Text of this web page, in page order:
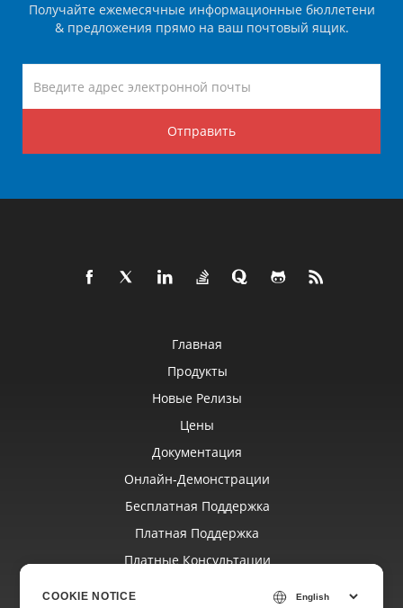
Получайте ежемесячные информационные бюллетени
& предложения прямо на ваш почтовый ящик.
Отправить
Главная
Продукты
Новые Релизы
Цены
Документация
Онлайн‑демонстрации
Бесплатная Поддержка
Платная Поддержка
Платные Консультации
COOKIE NOTICE